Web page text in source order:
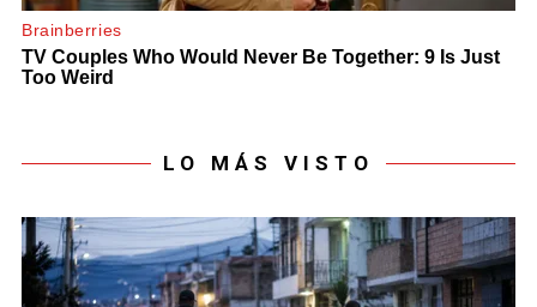
LO MÁS VISTO